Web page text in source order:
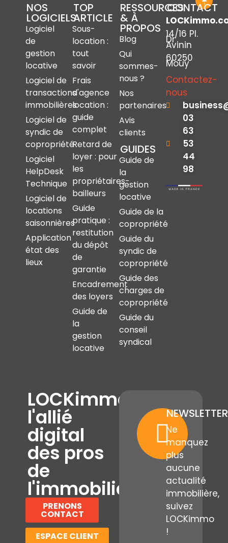
NOS
LOGICIELS
Logiciel
de
gestion
locative
Logiciel de
transactions
immobilières
Logiciel de
syndic de
copropriété
Logiciel
HelpDesk
Technique
Logiciel de
locations
saisonnières
Application
état des
lieux
TOP
ARTICLE
Sous-
location :
tout
savoir
Frais
d'agence
location :
guide
complet
Retard de
loyer : pour
les
propriétaires-
bailleurs
Guide
pratique :
restitution
du dépôt
de
garantie
Encadrement
des loyers
Guide de
la
gestion
locative
RESSOURCES
& À
PROPOS
Blog
Qui
sommes-
nous ?
Nos
partenaires
Avis
clients
GUIDES
Guide de
la
gestion
locative
Guide de la
copropriété
Guide du
syndic de
copropriété
Guide des
charges de
copropriété
Guide du
conseil
syndical
CONTACT
14/16 Pl.
Dr
Avinin
60250
Mouy
Contactez-
nous
03
63
53
44
98
LOCKimmo,
l'allié
digital
des pros
de
l'immobilier
PRENONS
CONTACT
ESPACE CLIENT
NEWSLETTER
Ne
manquez
plus
aucune
actualité
immobilière,
suivez
LOCKimmo
!